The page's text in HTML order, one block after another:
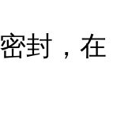
封，在